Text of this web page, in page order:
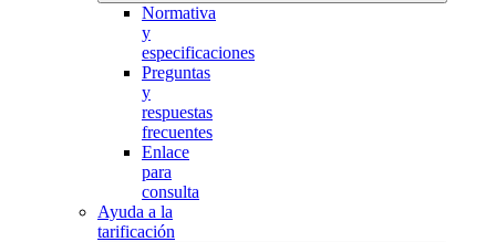
Normativa
y
especificaciones
Preguntas
y
respuestas
frecuentes
Enlace
para
consulta
Ayuda a la
tarificación